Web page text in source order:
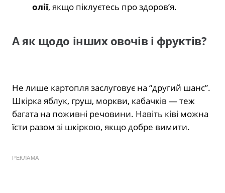
олії, якщо піклуєтесь про здоров’я.
А як щодо інших овочів і фруктів?
Не лише картопля заслуговує на “другий шанс”.
Шкірка яблук, груш, моркви, кабачків — теж
багата на поживні речовини. Навіть ківі можна
їсти разом зі шкіркою, якщо добре вимити.
РЕКЛАМА